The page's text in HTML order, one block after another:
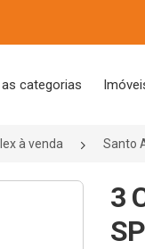
categorias
à venda Santo
3
SP